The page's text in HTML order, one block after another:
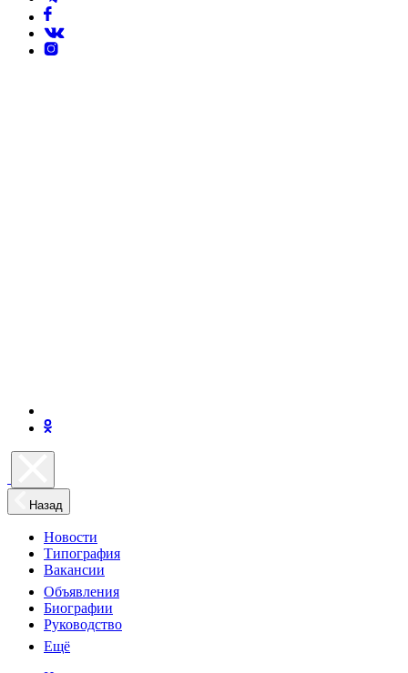
Назад
Новости
Типография
Вакансии
Объявления
Биографии
Руководство
Ещё